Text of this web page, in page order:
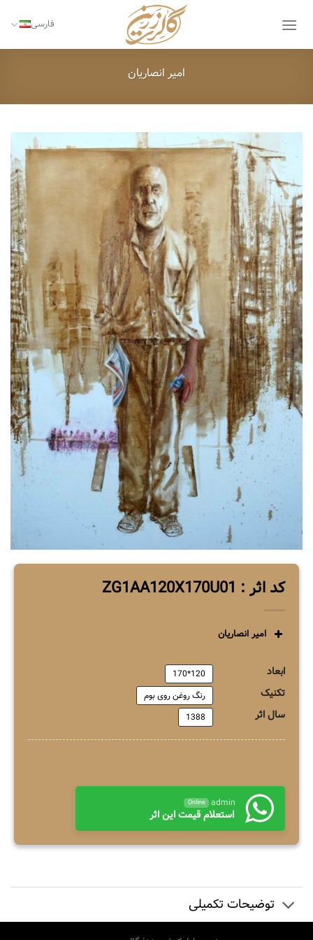
فارسی
امیر انصاریان
کد اثر : ZG1AA120X170U01
امیر انصاریان
ابعاد 120*170
تکنیک رنگ روغن روی بوم
سال اثر 1388
admin
Online
استعلام قیمت این اثر
توضیحات تکمیلی